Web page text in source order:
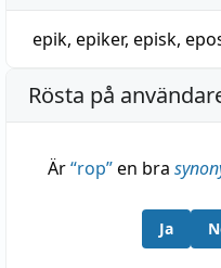
epik, epiker, episk,
Rösta på
Är“rop”en bra
Ja